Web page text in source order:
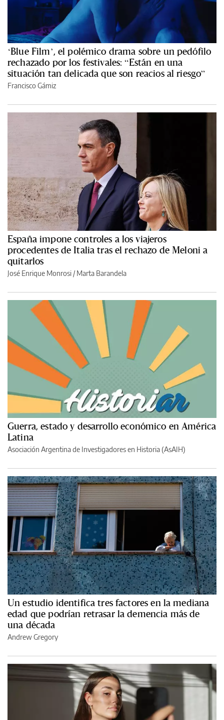
‘Blue Film’, el polémico drama sobre un pedófilo
rechazado por los festivales: “Están en una
situación tan delicada que son reacios al riesgo”
Francisco Gámiz
España impone controles a los viajeros
procedentes de Italia tras el rechazo de Meloni a
quitarlos
José Enrique Monrosi / Marta Barandela
Guerra, estado y desarrollo económico en América
Latina
Asociación Argentina de Investigadores en Historia (AsAIH)
Un estudio identifica tres factores en la mediana
edad que podrían retrasar la demencia más de
una década
Andrew Gregory